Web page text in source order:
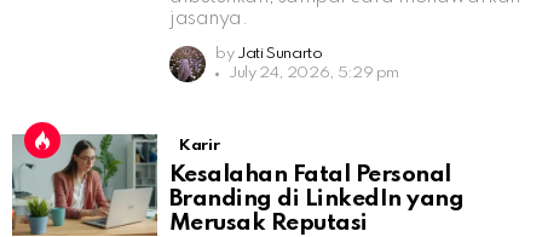
jasanya.
by Jati Sunarto
July 24, 2026, 5:29 pm
Karir
Kesalahan Fatal Personal
Branding di LinkedIn yang
Merusak Reputasi